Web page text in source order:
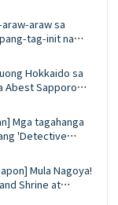
(Edisyon 2026)
araw sa
tag-init na
Hokkaido sa
Abest Sapporo
soup curry
Mga tagahanga
'Detective
ang mga
sa pag-book ng
Mula Nagoya!
Shrine at